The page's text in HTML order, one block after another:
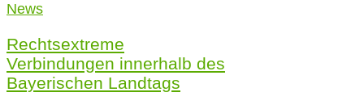
News
Rechtsextreme
Verbindungen innerhalb des
Bayerischen Landtags